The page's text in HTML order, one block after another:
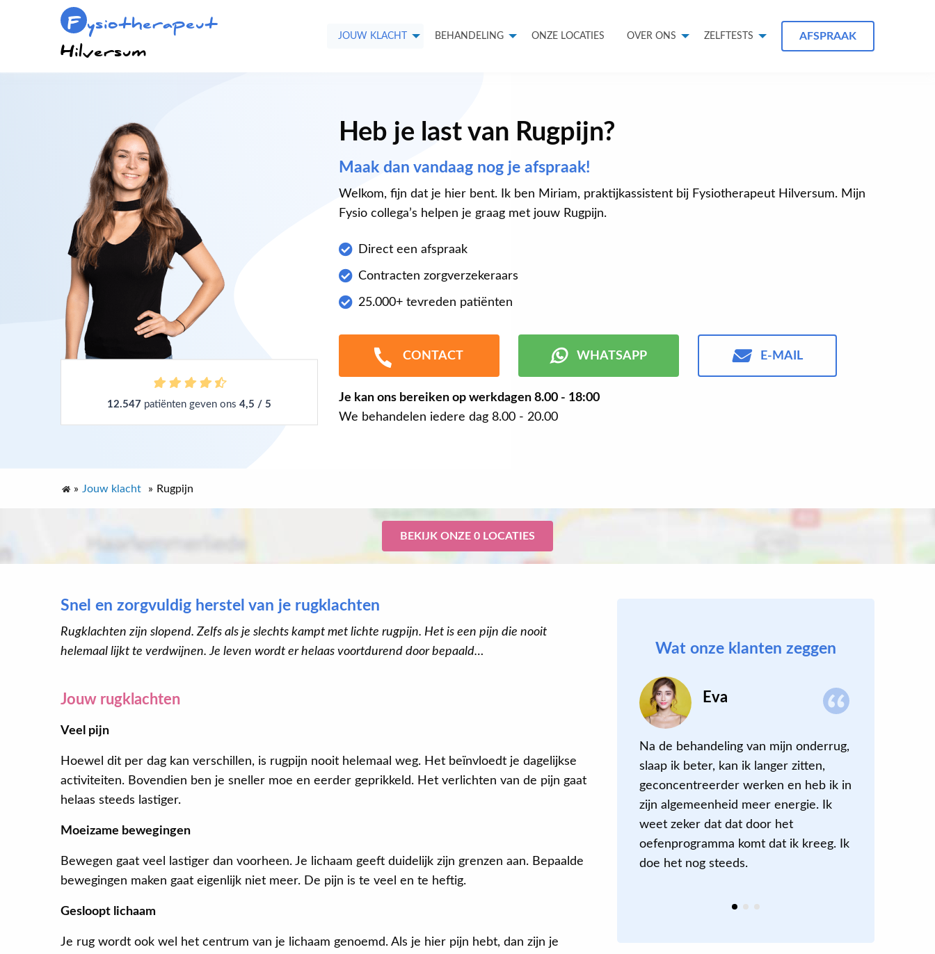
F ysiotherapeut
Hilversum
JOUW KLACHT BEHANDELING ONZE LOCATIES OVER ONS ZELFTESTS AFSPRAAK
12.547patiënten geven ons 4,5 / 5
Heb je last van Rugpijn?
Maak dan vandaag nog je afspraak!
Welkom, fijn dat je hier bent. Ik ben Miriam, praktijkassistent bij Fysiotherapeut Hilversum. Mijn
Fysio collega’s helpen je graag met jouw Rugpijn.
Direct een afspraak
Contracten zorgverzekeraars
25.000+ tevreden patiënten
CONTACT WHATSAPP E-MAIL
Je kan ons bereiken op werkdagen8.00 - 18:00
We behandelen iedere dag 8.00 - 20.00
» Jouw klacht » Rugpijn
BEKIJK ONZE 0 LOCATIES
Snel en zorgvuldig herstel van je rugklachten
Rugklachten zijn slopend. Zelfs als je slechts kampt met lichte rugpijn. Het is een pijn die nooit
helemaal lijkt te verdwijnen. Je leven wordt er helaas voortdurend door bepaald…
Jouw rugklachten
Veel pijn
Hoewel dit per dag kan verschillen, is rugpijn nooit helemaal weg. Het beïnvloedt je dagelijkse
activiteiten. Bovendien ben je sneller moe en eerder geprikkeld. Het verlichten van de pijn gaat
helaas steeds lastiger.
Moeizame bewegingen
Bewegen gaat veel lastiger dan voorheen. Je lichaam geeft duidelijk zijn grenzen aan. Bepaalde
bewegingen maken gaat eigenlijk niet meer. De pijn is te veel en te heftig.
Gesloopt lichaam
Je rug wordt ook wel het centrum van je lichaam genoemd. Als je hier pijn hebt, dan zijn je
Wat onze klanten zeggen
behandelaar kon zich goed inleven in
mijn persoon en blessure. Er heerste
Eva
Na de behandeling van mijn onderrug,
slaap ik beter, kan ik langer zitten,
geconcentreerder werken en heb ik in
zijn algemeenheid meer energie. Ik
weet zeker dat dat door het
oefenprogramma komt dat ik kreeg. Ik
doe het nog steeds.